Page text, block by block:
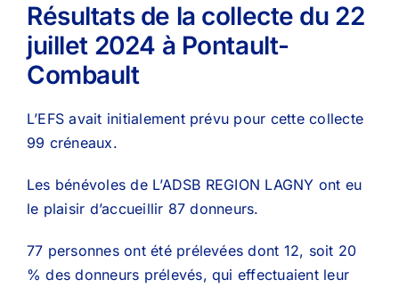
Résultats de la collecte du 22
juillet 2024 à Pontault-
Combault
L’EFS avait initialement prévu pour cette collecte
99 créneaux.
Les bénévoles de L’ADSB REGION LAGNY ont eu
le plaisir d’accueillir 87 donneurs.
77 personnes ont été prélevées dont 12, soit 20
% des donneurs prélevés, qui effectuaient leur